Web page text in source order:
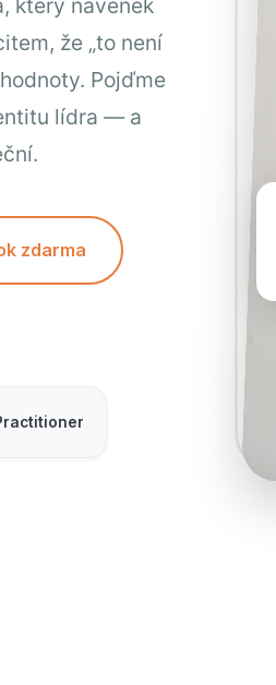
který navenek
že „to není
Pojďme
lídra — a
zdarma